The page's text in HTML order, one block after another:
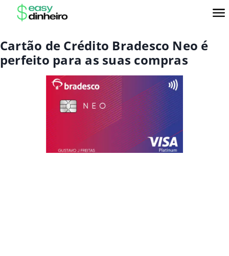
Cartão de Crédito Bradesco Neo é
perfeito para as suas compras